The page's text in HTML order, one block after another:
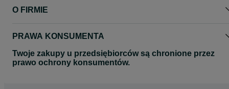
O FIRMIE
PRAWA KONSUMENTA
Twoje zakupy u przedsiębiorców są chronione przez
prawo ochrony konsumentów.